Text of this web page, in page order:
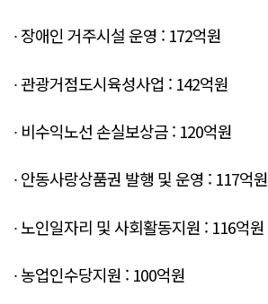
∙ 장애인 거주시설 운영 : 172억원
∙ 관광거점도시육성사업 : 142억원
∙ 비수익노선 손실보상금 : 120억원
∙ 안동사랑상품권 발행 및 운영 : 117억원
∙ 노인일자리 및 사회활동지원 : 116억원
∙ 농업인수당지원 : 100억원